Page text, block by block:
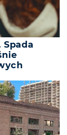
Spada